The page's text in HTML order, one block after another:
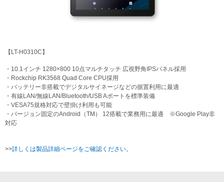
【LT-H0310C】
・10.1インチ 1280×800 10点マルチタッチ 広視野角IPSパネル採用
・Rockchip RK3568 Quad Core CPU採用
・バッテリー非搭載でデジタルサイネージなどの据置利用に最適
・有線LAN/無線LAN/Bluetooth/USB Aポートを標準装備
・VESA75規格対応で壁掛け利用も可能
・バージョン固定のAndroid（TM） 12搭載で業務用に最適 ※Google Play非
対応
>>詳しくは製品詳細ページをご確認ください。